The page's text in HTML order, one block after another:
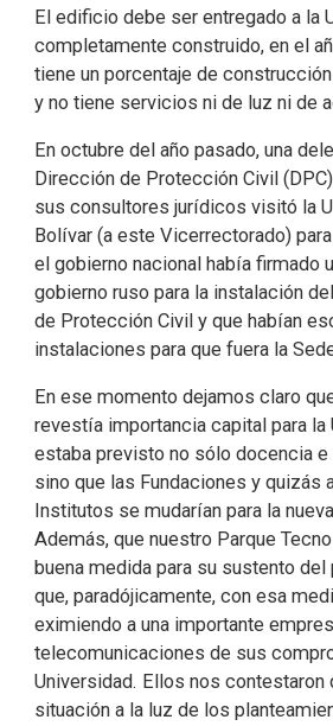
El edificio debe ser entregado a la
completamente construido, en el
tiene un porcentaje de
y no tiene servicios ni de luz ni de
En octubre del año pasado, una
Dirección de Protección Civil
sus consultores jurídicos visitó la
Bolívar (a este Vicerrectorado)
el gobierno nacional había firmado
gobierno ruso para la instalación
de Protección Civil y que habían
instalaciones para que fuera la
En ese momento dejamos claro
revestía importancia capital para la
estaba previsto no sólo docencia
sino que las Fundaciones y quizás
Institutos se mudarían para la
Además, que nuestro Parque
buena medida para su sustento del
que, paradójicamente, con esa
eximiendo a una importante
telecomunicaciones de sus
Universidad. Ellos nos contestaron
situación a la luz de los